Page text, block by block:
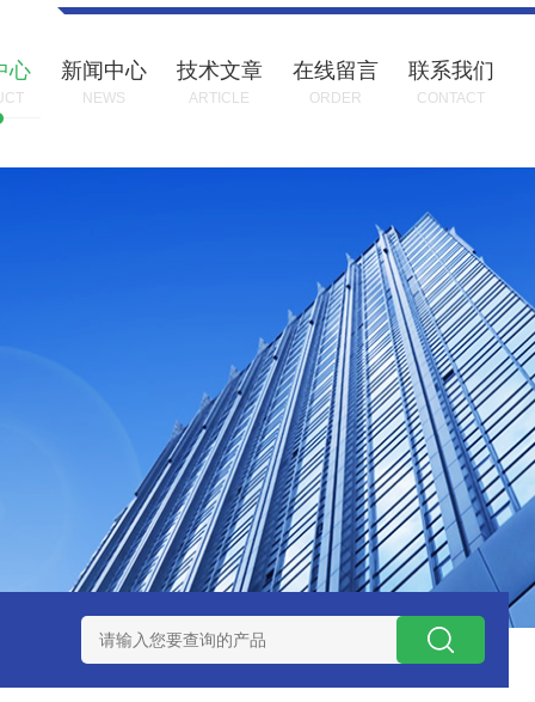
心 新闻中心
NEWS
技术文章
ARTICLE
在线留言
ORDER
联系我们
CONTACT
集液化装置 3万吨-100万吨撬装式煤层气脱酸气设备